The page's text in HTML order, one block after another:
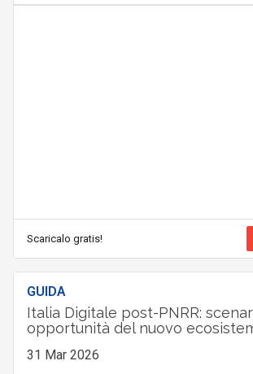
Scaricalo gratis!
GUIDA
Italia Digitale post-PNRR:
opportunità del nuovo
31 Mar 2026